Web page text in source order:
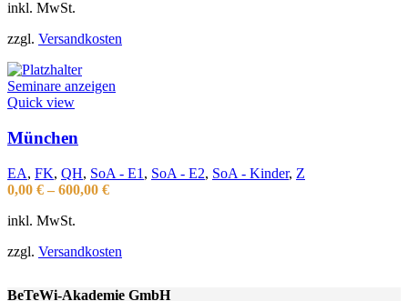
inkl. MwSt.
zzgl. Versandkosten
Seminare anzeigen
Quick view
München
EA, FK, QH, SoA - E1 , SoA - E2, SoA - Kinder, Z
0,00 € – 600,00 €
inkl. MwSt.
zzgl. Versandkosten
BeTeWi-Akademie GmbH